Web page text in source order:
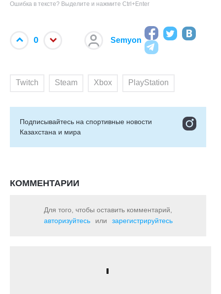
Ошибка в тексте? Выделите и нажмите Ctrl+Enter
0 Semyon
Twitch Steam Xbox PlayStation
Подписывайтесь на cпортивные новости
Казахстана и мира
КОММЕНТАРИИ
Для того, чтобы оставить комментарий,
авторизуйтесь
или зарегистрируйтесь